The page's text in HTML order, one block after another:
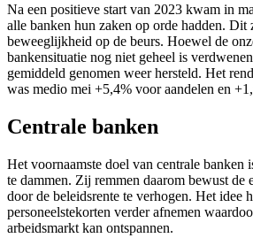
Na een positieve start van 2023 kwam in
alle banken hun zaken op orde hadden.
beweeglijkheid op de beurs. Hoewel de
bankensituatie nog niet geheel is
gemiddeld genomen weer hersteld. Het
was medio mei +5,4% voor aandelen en
Centrale banken
Het voornaamste doel van centrale banken
te dammen. Zij remmen daarom bewust de
door de beleidsrente te verhogen. Het idee
personeelstekorten verder afnemen
arbeidsmarkt kan ontspannen.